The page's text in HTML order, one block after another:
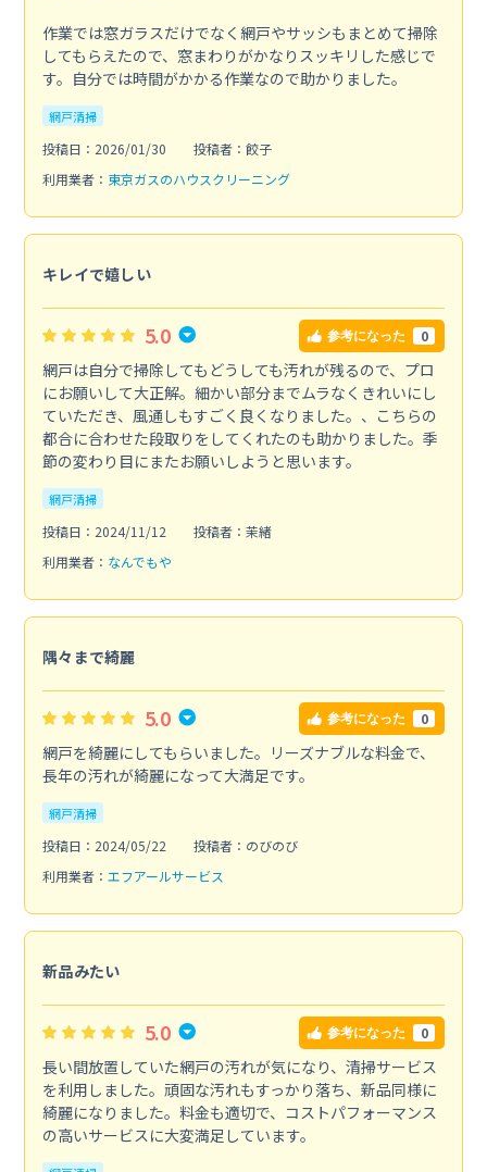
作業では窓ガラスだけでなく網戸やサッシもまとめて掃除
してもらえたので、窓まわりがかなりスッキリした感じで
す。自分では時間がかかる作業なので助かりました。
網戸清掃
投稿日：2026/01/30
投稿者：餃子
利用業者： 東京ガスのハウスクリーニング
キレイで嬉しい
5.0 参考になった 0
網戸は自分で掃除してもどうしても汚れが残るので、プロ
にお願いして大正解。細かい部分までムラなくきれいにし
ていただき、風通しもすごく良くなりました。、こちらの
都合に合わせた段取りをしてくれたのも助かりました。季
節の変わり目にまたお願いしようと思います。
網戸清掃
投稿日：2024/11/12
投稿者：茉緒
利用業者： なんでもや
隅々まで綺麗
5.0 参考になった 0
網戸を綺麗にしてもらいました。リーズナブルな料金で、
長年の汚れが綺麗になって大満足です。
網戸清掃
投稿日：2024/05/22
投稿者：のびのび
利用業者： エフアールサービス
新品みたい
5.0 参考になった 0
長い間放置していた網戸の汚れが気になり、清掃サービス
を利用しました。頑固な汚れもすっかり落ち、新品同様に
綺麗になりました。料金も適切で、コストパフォーマンス
の高いサービスに大変満足しています。